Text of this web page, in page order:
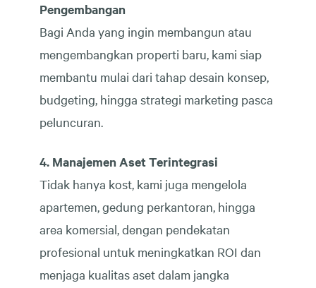
Pengembangan
Bagi Anda yang ingin membangun atau
mengembangkan properti baru, kami siap
membantu mulai dari tahap desain konsep,
budgeting, hingga strategi marketing pasca
peluncuran.
4. Manajemen Aset Terintegrasi
Tidak hanya kost, kami juga mengelola
apartemen, gedung perkantoran, hingga
area komersial, dengan pendekatan
profesional untuk meningkatkan ROI dan
menjaga kualitas aset dalam jangka